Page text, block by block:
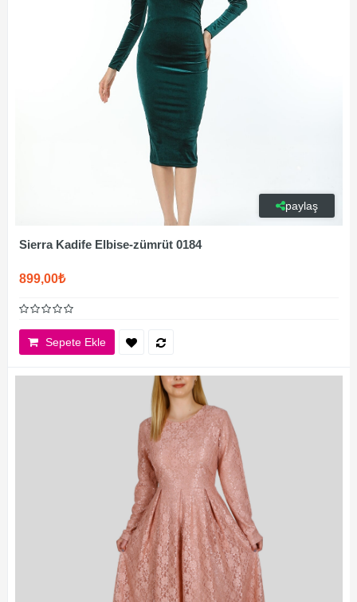
paylaş
Sierra Kadife Elbise-zümrüt 0184
899,00₺
Sepete Ekle